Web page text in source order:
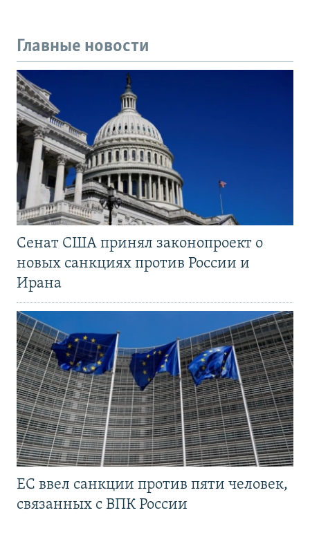
Главные новости
Сенат США принял законопроект о
новых санкциях против России и
Ирана
ЕС ввел санкции против пяти человек,
связанных с ВПК России